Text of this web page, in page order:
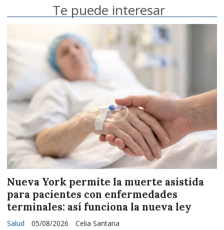
Te puede interesar
Nueva York permite la muerte asistida
para pacientes con enfermedades
terminales: así funciona la nueva ley
Celia Santana
Salud 05/08/2026